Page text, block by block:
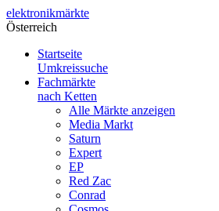
elektronikmärkte
Österreich
Startseite
Umkreissuche
Fachmärkte
nach Ketten
Alle Märkte anzeigen
Media Markt
Saturn
Expert
EP
Red Zac
Conrad